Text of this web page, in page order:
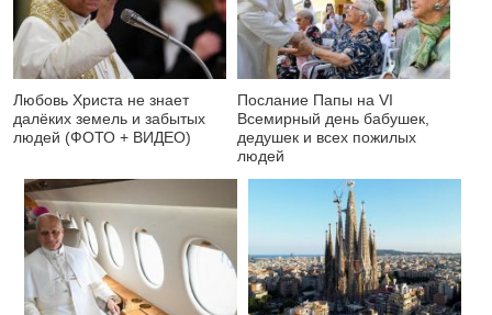
Любовь Христа не знает
далёких земель и забытых
людей (ФОТО + ВИДЕО)
Послание Папы на VI
Всемирный день бабушек,
дедушек и всех пожилых
людей